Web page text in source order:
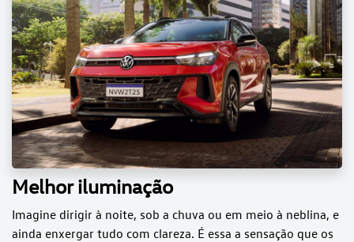
Melhor iluminação
Imagine dirigir à noite, sob a chuva ou em meio à neblina, e
ainda enxergar tudo com clareza. É essa a sensação que os